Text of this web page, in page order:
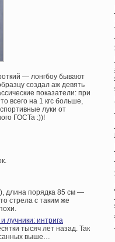
— лонгбоу бывают
создал аж девять
показатели: при
всего на 1 кгс больше,
луки от
ГОСТа :))!
длина порядка 85 см —
стрела с таким же
лучники: интрига
тысяч лет назад. Так
выше…